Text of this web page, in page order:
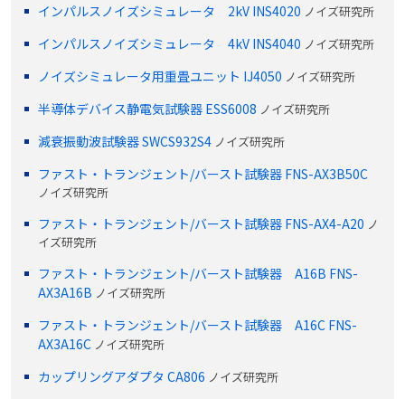
インパルスノイズシミュレータ 2kV INS4020 ノイズ研究所
インパルスノイズシミュレータ 4kV INS4040 ノイズ研究所
ノイズシミュレータ用重畳ユニット IJ4050 ノイズ研究所
半導体デバイス静電気試験器 ESS6008 ノイズ研究所
減衰振動波試験器 SWCS932S4 ノイズ研究所
ファスト・トランジェント/バースト試験器 FNS-AX3B50C
ノイズ研究所
ファスト・トランジェント/バースト試験器 FNS-AX4-A20 ノ
イズ研究所
ファスト・トランジェント/バースト試験器 A16B FNS-
AX3A16B ノイズ研究所
ファスト・トランジェント/バースト試験器 A16C FNS-
AX3A16C ノイズ研究所
カップリングアダプタ CA806 ノイズ研究所